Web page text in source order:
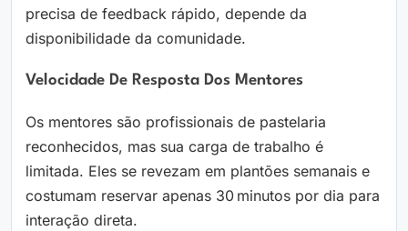
precisa de feedback rápido, depende da
disponibilidade da comunidade.
Velocidade De Resposta Dos Mentores
Os mentores são profissionais de pastelaria
reconhecidos, mas sua carga de trabalho é
limitada. Eles se revezam em plantões semanais e
costumam reservar apenas 30 minutos por dia para
interação direta.